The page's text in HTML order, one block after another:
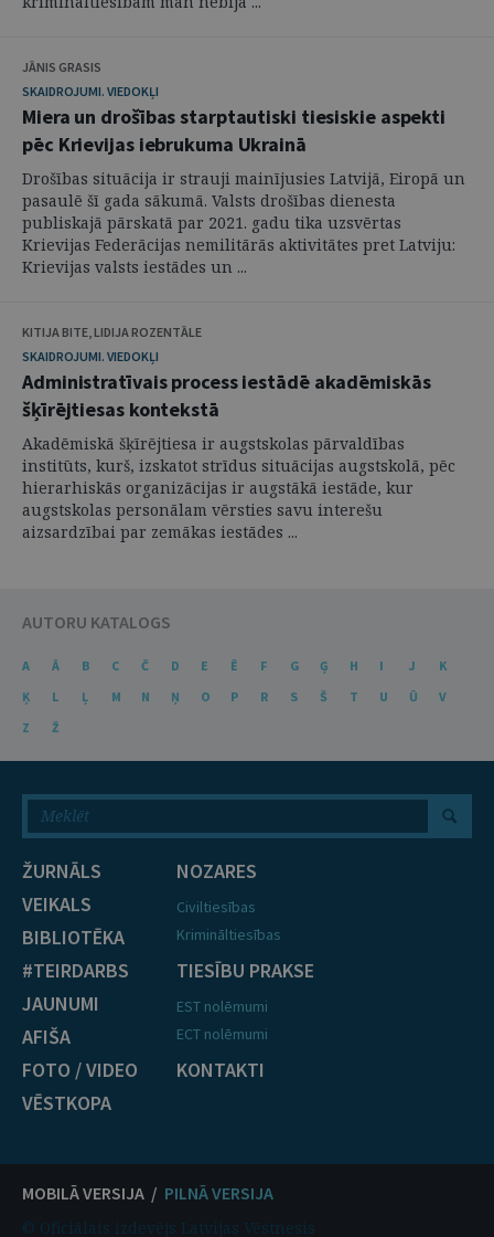
JĀNIS GRASIS
SKAIDROJUMI. VIEDOKĻI
Miera un drošības starptautiski tiesiskie aspekti
pēc Krievijas iebrukuma Ukrainā
Drošības situācija ir strauji mainījusies Latvijā, Eiropā un
pasaulē šī gada sākumā. Valsts drošības dienesta
publiskajā pārskatā par 2021. gadu tika uzsvērtas
Krievijas Federācijas nemilitārās aktivitātes pret Latviju:
Krievijas valsts iestādes un ...
KITIJA BITE, LIDIJA ROZENTĀLE
SKAIDROJUMI. VIEDOKĻI
Administratīvais process iestādē akadēmiskās
šķīrējtiesas kontekstā
Akadēmiskā šķīrējtiesa ir augstskolas pārvaldības
institūts, kurš, izskatot strīdus situācijas augstskolā, pēc
hierarhiskās organizācijas ir augstākā iestāde, kur
augstskolas personālam vērsties savu interešu
aizsardzībai par zemākas iestādes ...
AUTORU KATALOGS
A Ā B C Č D E Ē F G Ģ H I J
K
Ķ
L Ļ M N Ņ O P R S Š T U Ū
V
Z
Ž
ŽURNĀLS
VEIKALS
BIBLIOTĒKA
#TEIRDARBS
JAUNUMI
AFIŠA
FOTO / VIDEO
VĒSTKOPA
NOZARES
Civiltiesības
Krimināltiesības
TIESĪBU PRAKSE
EST nolēmumi
ECT nolēmumi
KONTAKTI
MOBILĀ VERSIJA / PILNĀ VERSIJA
© Oficiālais izdevējs Latvijas Vēstnesis